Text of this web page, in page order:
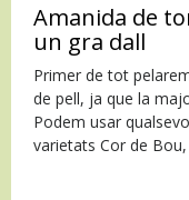
Amanida de
un gra dall
Primer de tot
de pell, ja que la
Podem usar
varietats Cor de